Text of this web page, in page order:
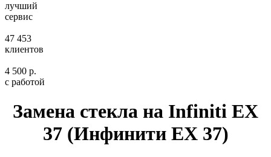
лучший
сервис
47 453
клиентов
4 500 р.
с работой
Замена стекла на Infiniti EX
37 (Инфинити ЕХ 37)